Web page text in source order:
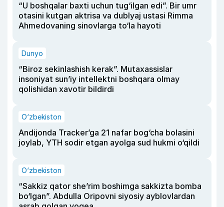
“U boshqalar baxti uchun tug‘ilgan edi”. Bir umr
otasini kutgan aktrisa va dublyaj ustasi Rimma
Ahmedovaning sinovlarga to‘la hayoti
Dunyo
“Biroz sekinlashish kerak”. Mutaxassislar
insoniyat sun’iy intellektni boshqara olmay
qolishidan xavotir bildirdi
O‘zbekiston
Andijonda Tracker’ga 21 nafar bog‘cha bolasini
joylab, YTH sodir etgan ayolga sud hukmi o‘qildi
O‘zbekiston
“Sakkiz qator she’rim boshimga sakkizta bomba
bo‘lgan”. Abdulla Oripovni siyosiy ayblovlardan